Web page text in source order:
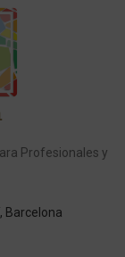
Profesionales y
Barcelona